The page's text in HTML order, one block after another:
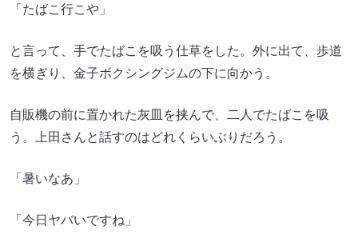
「たばこ行こや」
と言って、手でたばこを吸う仕草をした。外に出て、歩道
を横ぎり、金子ボクシングジムの下に向かう。
自販機の前に置かれた灰皿を挟んで、二人でたばこを吸
う。上田さんと話すのはどれくらいぶりだろう。
「暑いなあ」
「今日ヤバいですね」